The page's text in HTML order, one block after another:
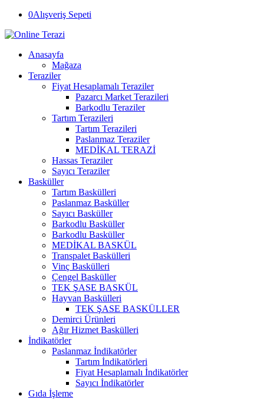
0Alışveriş Sepeti
Anasayfa
Mağaza
Teraziler
Fiyat Hesaplamalı Teraziler
Pazarcı Market Terazileri
Barkodlu Teraziler
Tartım Terazileri
Tartım Terazileri
Paslanmaz Teraziler
MEDİKAL TERAZİ
Hassas Teraziler
Sayıcı Teraziler
Basküller
Tartım Baskülleri
Paslanmaz Basküller
Sayıcı Basküller
Barkodlu Basküller
Barkodlu Basküller
MEDİKAL BASKÜL
Transpalet Baskülleri
Vinç Baskülleri
Çengel Basküller
TEK ŞASE BASKÜL
Hayvan Baskülleri
TEK ŞASE BASKÜLLER
Demirci Ürünleri
Ağır Hizmet Baskülleri
İndikatörler
Paslanmaz İndikatörler
Tartım İndikatörleri
Fiyat Hesaplamalı İndikatörler
Sayıcı İndikatörler
Gıda İşleme